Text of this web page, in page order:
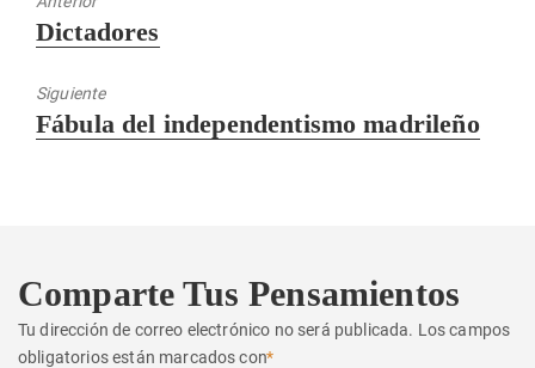
Entrada
Dictadores
Siguiente
Entrada
Fábula del independentismo madrileño
Comparte Tus Pensamientos
Tu dirección de correo electrónico no será publicada. Los campos
obligatorios están marcados con*